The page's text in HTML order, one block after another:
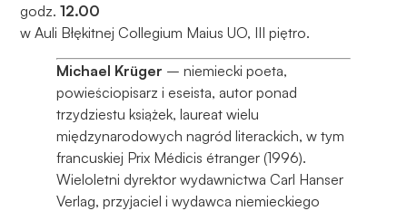
godz.12.00
w Auli Błękitnej Collegium Maius UO, III piętro.
Michael Krüger – niemiecki poeta,
powieściopisarz i eseista, autor ponad
trzydziestu książek, laureat wielu
międzynarodowych nagród literackich, w tym
francuskiej Prix Médicis étranger (1996).
Wieloletni dyrektor wydawnictwa Carl Hanser
Verlag, przyjaciel i wydawca niemieckiego